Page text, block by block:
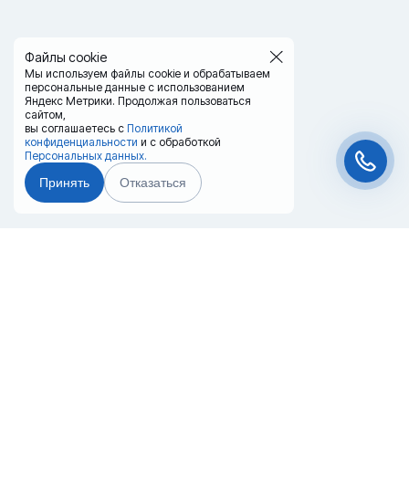
Файлы cookie
Мы используем файлы cookie и обрабатываем
персональные данные с использованием
Яндекс Метрики. Продолжая пользоваться
сайтом,
вы соглашаетесь с Политикой
конфиденциальности и с обработкой
Персональных данных.
Принять Отказаться